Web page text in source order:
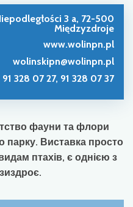
3 a, 72-500
Międzyzdroje
www.wolinpn.pl
wolinskipn@wolinpn.pl
91 328 07 27, 91 328 07 37
фауни та флори
парку. Виставка просто
птахів, є однією з